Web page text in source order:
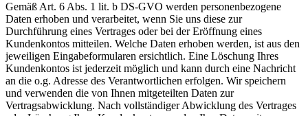
Gemäß Art. 6 Abs. 1 lit. b DS-GVO werden personenbezogene
Daten erhoben und verarbeitet, wenn Sie uns diese zur
Durchführung eines Vertrages oder bei der Eröffnung eines
Kundenkontos mitteilen. Welche Daten erhoben werden, ist aus den
jeweiligen Eingabeformularen ersichtlich. Eine Löschung Ihres
Kundenkontos ist jederzeit möglich und kann durch eine Nachricht
an die o.g. Adresse des Verantwortlichen erfolgen. Wir speichern
und verwenden die von Ihnen mitgeteilten Daten zur
Vertragsabwicklung. Nach vollständiger Abwicklung des Vertrages